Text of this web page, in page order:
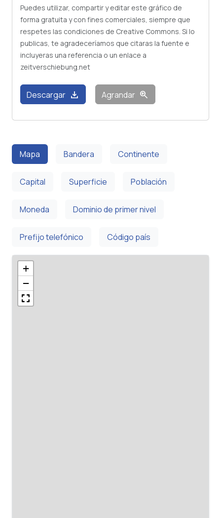
Puedes utilizar, compartir y editar este gráfico de
forma gratuita y con fines comerciales, siempre que
respetes las condiciones de Creative Commons. Si lo
publicas, te agradeceríamos que citaras la fuente e
incluyeras una referencia o un enlace a
zeitverschiebung.net
Descargar download Agrandar zoom_in
Mapa Bandera Continente
Capital Superficie Población
Moneda Dominio de primer nivel
Prefijo telefónico Código país
+
−